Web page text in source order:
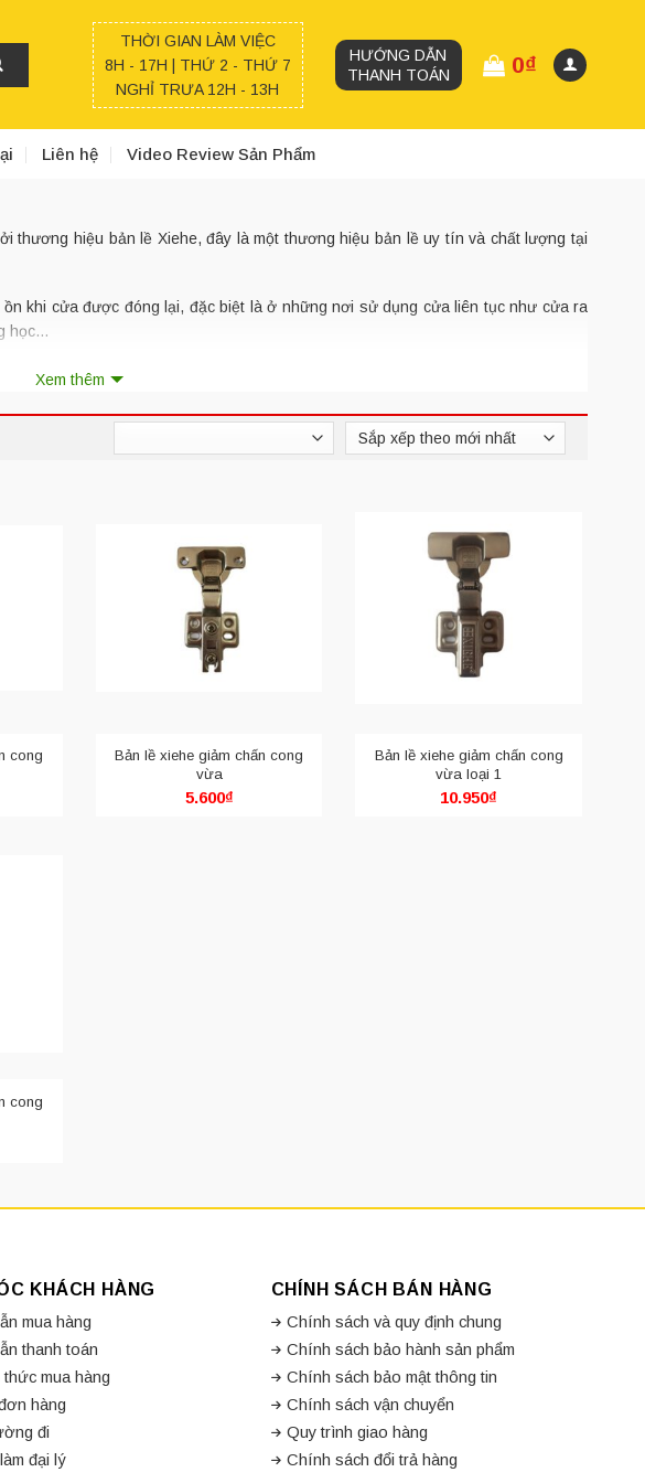
THỜI GIAN LÀM VIỆC
8H - 17H | THỨ 2 - THỨ 7
NGHỈ TRƯA 12H - 13H
HƯỚNG DẪN
THANH TOÁN
0₫
Liên hệ Video Review Sản Phẩm
thương hiệu bản lề Xiehe, đây là một thương hiệu bản lề uy tín và chất lượng tại
khi cửa được đóng lại, đặc biệt là ở những nơi sử dụng cửa liên tục như cửa ra
học…
điểm nổi bật
ái, không gây tiếng ồn và giảm thiểu sự rung chuyển của cửa khi đóng. Bản lề này
dụng lâu dài mà không gặp sự cố hỏng hóc.
bạn có thể xem xét sử dụng
tủ, khoảng cách từ thành tủ đến vít điều chỉnh là 15mm.
Xem thêm
cong
Bản lề xiehe giảm chấn cong
vừa
5.600₫
Bản lề xiehe giảm chấn cong
vừa loại 1
10.950₫
cong
KHÁCH HÀNG
mua hàng
thanh toán
mua hàng
hàng
đi
đại lý
CHÍNH SÁCH BÁN HÀNG
Chính sách và quy định chung
Chính sách bảo hành sản phẩm
Chính sách bảo mật thông tin
Chính sách vận chuyển
Quy trình giao hàng
Chính sách đổi trả hàng